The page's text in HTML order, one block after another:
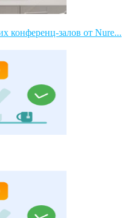
конференц-залов от Nure...